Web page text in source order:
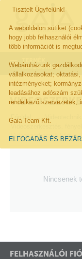
Tisztelt Ügyfelünk!
A weboldalon sütiket
hogy jobb felhasználói
több információt is
Webáruházunk
vállalkozásokat;
intézményeket;
leadásához adószám
rendelkező szervezetek,
Gaia-Team Kft.
ELFOGADÁS ÉS
KATEGÓRIÁK
Főoldal
Videotechnika
Videoszerkesztő kártya
Nincsenek
FELHASZNÁLÓI